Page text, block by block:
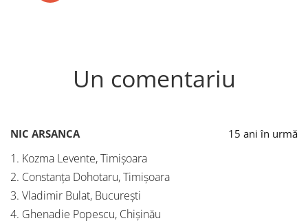
Un comentariu
NIC ARSANCA 15 ani în urmă
1. Kozma Levente, Timișoara
2. Constanța Dohotaru, Timișoara
3. Vladimir Bulat, București
4. Ghenadie Popescu, Chișinău